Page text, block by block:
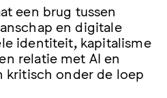
een brug tussen
en digitale
identiteit, kapitalisme
relatie met AI en
kritisch onder de loep